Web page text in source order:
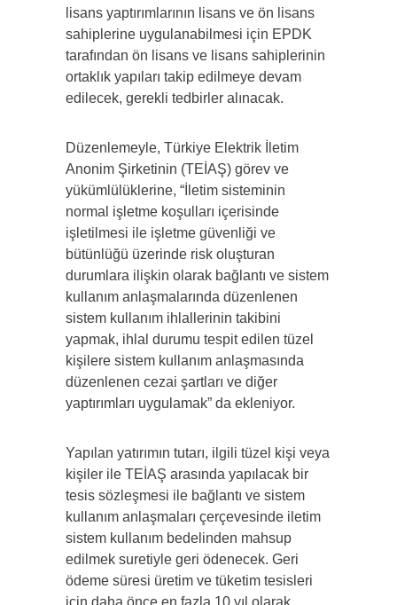
lisans yaptırımlarının lisans ve ön lisans
sahiplerine uygulanabilmesi için EPDK
tarafından ön lisans ve lisans sahiplerinin
ortaklık yapıları takip edilmeye devam
edilecek, gerekli tedbirler alınacak.
Düzenlemeyle, Türkiye Elektrik İletim
Anonim Şirketinin (TEİAŞ) görev ve
yükümlülüklerine, “İletim sisteminin
normal işletme koşulları içerisinde
işletilmesi ile işletme güvenliği ve
bütünlüğü üzerinde risk oluşturan
durumlara ilişkin olarak bağlantı ve sistem
kullanım anlaşmalarında düzenlenen
sistem kullanım ihlallerinin takibini
yapmak, ihlal durumu tespit edilen tüzel
kişilere sistem kullanım anlaşmasında
düzenlenen cezai şartları ve diğer
yaptırımları uygulamak” da ekleniyor.
Yapılan yatırımın tutarı, ilgili tüzel kişi veya
kişiler ile TEİAŞ arasında yapılacak bir
tesis sözleşmesi ile bağlantı ve sistem
kullanım anlaşmaları çerçevesinde iletim
sistem kullanım bedelinden mahsup
edilmek suretiyle geri ödenecek. Geri
ödeme süresi üretim ve tüketim tesisleri